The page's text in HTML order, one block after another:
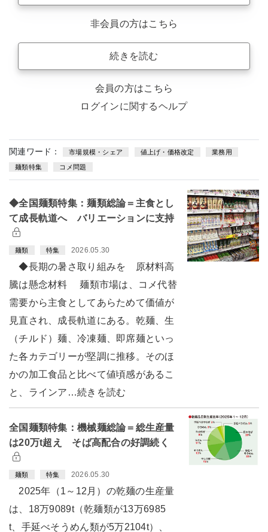
非会員の方はこちら
続きを読む
会員の方はこちら
ログインに関するヘルプ
関連ワード： 市場規模・シェア 値上げ・価格改定 業務用
麺類特集 コメ問題
◆全国麺類特集：麺類総論＝主食とし
て成長軌道へ バリエーションに支持
麺類 特集 2026.05.30
◆長期の暑さ取り組みを 原材料高
騰は懸念材料 麺類市場は、コメ代替
需要から主食としてあらためて価値が
見直され、成長軌道にある。乾麺、生
（チルド）麺、冷凍麺、即席麺といっ
た各カテゴリーが堅調に推移。そのほ
かの加工食品と比べて値頃感があるこ
と、ラインア…続きを読む
全国麺類特集：機械麺総論＝総生産量
は20万t超え そば高配合の好調続く
麺類 特集 2026.05.30
2025年（1～12月）の乾麺の生産量
は、18万9089t（乾麺類が13万6985
t、手延べそうめん類が5万2104t）、